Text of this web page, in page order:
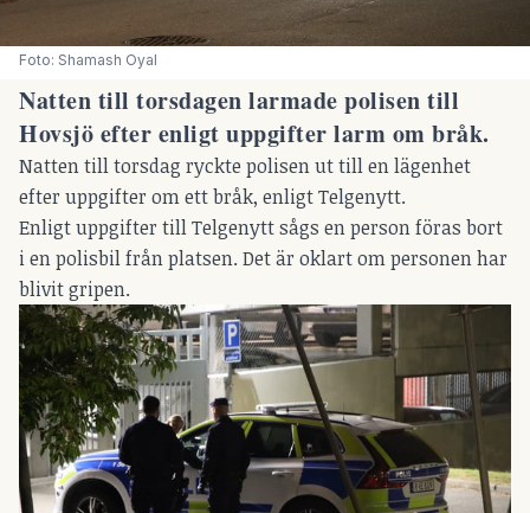
Foto: Shamash Oyal
Natten till torsdagen larmade polisen till
Hovsjö efter enligt uppgifter larm om bråk.
Natten till torsdag ryckte polisen ut till en lägenhet
efter uppgifter om ett bråk, enligt Telgenytt.
Enligt uppgifter till Telgenytt sågs en person föras bort
i en polisbil från platsen. Det är oklart om personen har
blivit gripen.